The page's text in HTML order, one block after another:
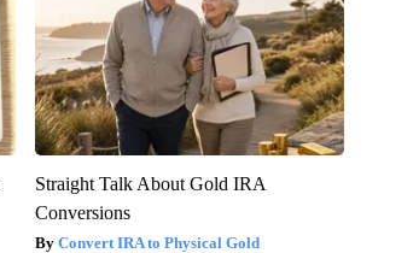
Straight Talk About Gold IRA
Conversions
Convert IRA to Physical Gold